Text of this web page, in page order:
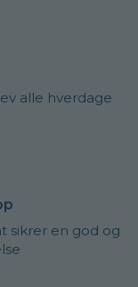
alle hverdage
sikrer en god og